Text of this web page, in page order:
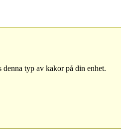
denna typ av kakor på din enhet.